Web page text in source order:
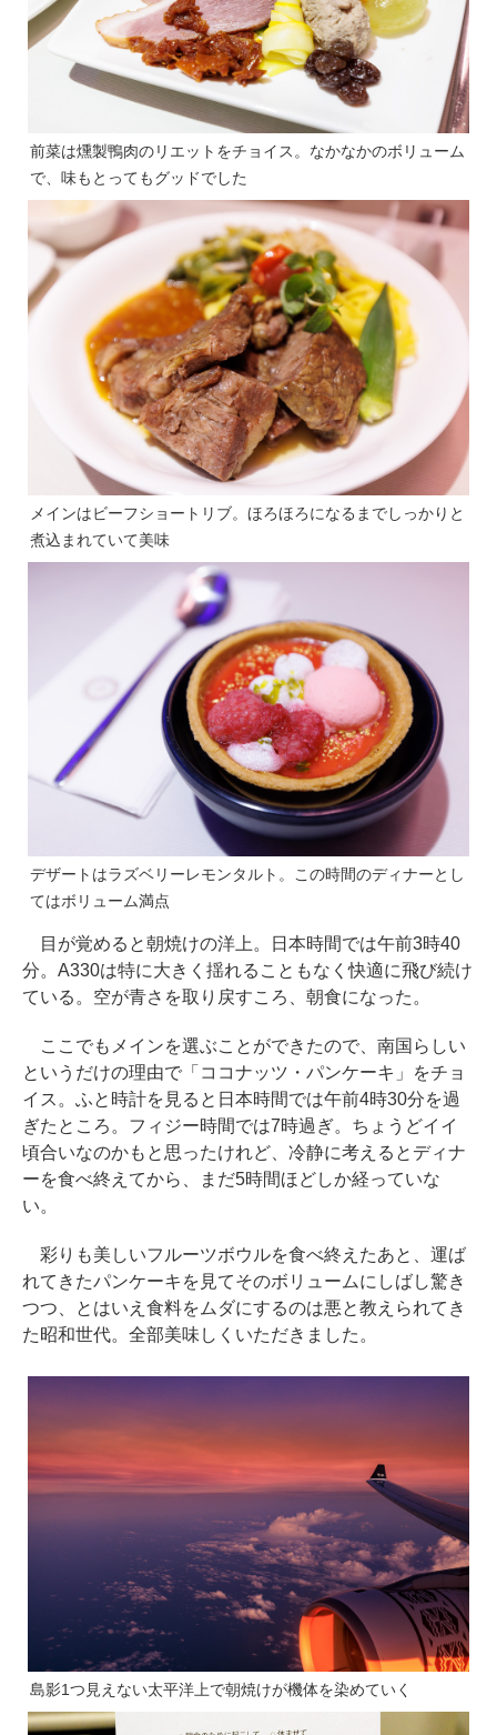
前菜は燻製鴨肉のリエットをチョイス。なかなかのボリューム
で、味もとってもグッドでした
メインはビーフショートリブ。ほろほろになるまでしっかりと
煮込まれていて美味
デザートはラズベリーレモンタルト。この時間のディナーとし
てはボリューム満点
目が覚めると朝焼けの洋上。日本時間では午前3時40
分。A330は特に大きく揺れることもなく快適に飛び続け
ている。空が青さを取り戻すころ、朝食になった。
ここでもメインを選ぶことができたので、南国らしい
というだけの理由で「ココナッツ・パンケーキ」をチョ
イス。ふと時計を見ると日本時間では午前4時30分を過
ぎたところ。フィジー時間では7時過ぎ。ちょうどイイ
頃合いなのかもと思ったけれど、冷静に考えるとディナ
ーを食べ終えてから、まだ5時間ほどしか経っていな
い。
彩りも美しいフルーツボウルを食べ終えたあと、運ば
れてきたパンケーキを見てそのボリュームにしばし驚き
つつ、とはいえ食料をムダにするのは悪と教えられてき
た昭和世代。全部美味しくいただきました。
島影1つ見えない太平洋上で朝焼けが機体を染めていく